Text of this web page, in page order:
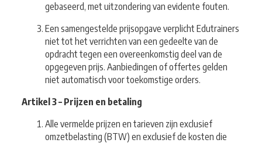
gebaseerd, met uitzondering van evidente fouten.
Een samengestelde prijsopgave verplicht Edutrainers
niet tot het verrichten van een gedeelte van de
opdracht tegen een overeenkomstig deel van de
opgegeven prijs. Aanbiedingen of offertes gelden
niet automatisch voor toekomstige orders.
Artikel 3 – Prijzen en betaling
Alle vermelde prijzen en tarieven zijn exclusief
omzetbelasting (BTW) en exclusief de kosten die